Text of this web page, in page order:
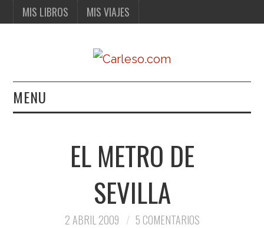
MIS LIBROS MIS VIAJES
MENU
MIS VIAJESEL METRO DE
SEVILLA
2 ABRIL 2009 5 COMENTARIOS